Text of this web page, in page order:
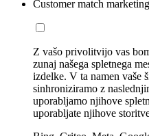
Customer match marketing
Z vašo privolitvijo vas
zunaj našega spletnega
izdelke. V ta namen vaše
sinhroniziramo z
uporabljamo njihove
uporabljate njihove